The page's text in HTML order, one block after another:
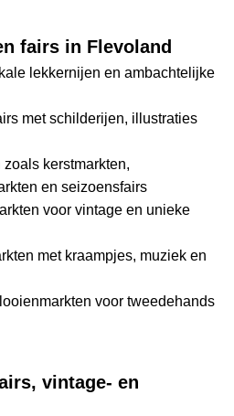
fairs in Flevoland
lekkernijen en ambachtelijke
met schilderijen, illustraties
kerstmarkten,
en seizoensfairs
voor vintage en unieke
met kraampjes, muziek en
voor tweedehands
vintage- en